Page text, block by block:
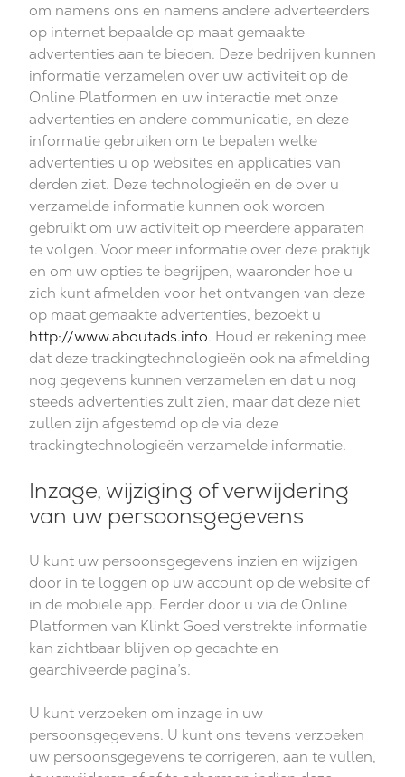
om namens ons en namens andere adverteerders
op internet bepaalde op maat gemaakte
advertenties aan te bieden. Deze bedrijven kunnen
informatie verzamelen over uw activiteit op de
Online Platformen en uw interactie met onze
advertenties en andere communicatie, en deze
informatie gebruiken om te bepalen welke
advertenties u op websites en applicaties van
derden ziet. Deze technologieën en de over u
verzamelde informatie kunnen ook worden
gebruikt om uw activiteit op meerdere apparaten
te volgen. Voor meer informatie over deze praktijk
en om uw opties te begrijpen, waaronder hoe u
zich kunt afmelden voor het ontvangen van deze
op maat gemaakte advertenties, bezoekt u
http://www.aboutads.info. Houd er rekening mee
dat deze trackingtechnologieën ook na afmelding
nog gegevens kunnen verzamelen en dat u nog
steeds advertenties zult zien, maar dat deze niet
zullen zijn afgestemd op de via deze
trackingtechnologieën verzamelde informatie.
Inzage, wijziging of verwijdering
van uw persoonsgegevens
U kunt uw persoonsgegevens inzien en wijzigen
door in te loggen op uw account op de website of
in de mobiele app. Eerder door u via de Online
Platformen van Klinkt Goed verstrekte informatie
kan zichtbaar blijven op gecachte en
gearchiveerde pagina’s.
U kunt verzoeken om inzage in uw
persoonsgegevens. U kunt ons tevens verzoeken
uw persoonsgegevens te corrigeren, aan te vullen,